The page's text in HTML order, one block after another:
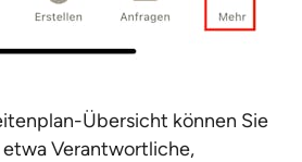
Übersicht können Sie
etwa Verantwortliche,